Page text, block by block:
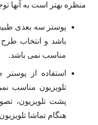
منظره بهتر است به آنها
پوستر سه بعدی
باشد و انتخاب طرح
مناسب نمی باشد.
استفاده از
تلویزیون مناسب
پشت تلویزیون،
هنگام تماشا